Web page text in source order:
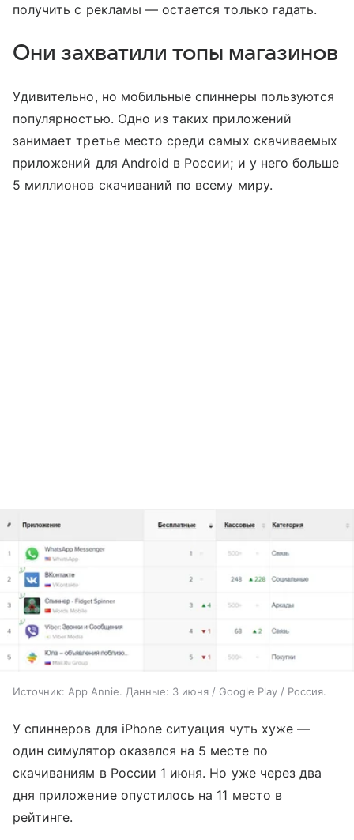
получить с рекламы — остается только гадать.
Они захватили топы магазинов
Удивительно, но мобильные спиннеры пользуются
популярностью. Одно из таких приложений
занимает третье место среди самых скачиваемых
приложений для Android в России; и у него больше
5 миллионов скачиваний по всему миру.
Источник: App Annie. Данные: 3 июня / Google Play / Россия.
У спиннеров для iPhone ситуация чуть хуже —
один симулятор оказался на 5 месте по
скачиваниям в России 1 июня. Но уже через два
дня приложение опустилось на 11 место в
рейтинге.